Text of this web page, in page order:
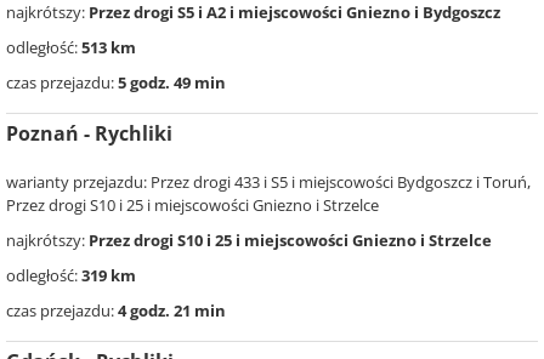
najkrótszy: Przez drogi S5 i A2 i miejscowości Gniezno i Bydgoszcz
odległość:513 km
czas przejazdu:5 godz. 49 min
Poznań - Rychliki
warianty przejazdu: Przez drogi 433 i S5 i miejscowości Bydgoszcz i Toruń,
Przez drogi S10 i 25 i miejscowości Gniezno i Strzelce
najkrótszy: Przez drogi S10 i 25 i miejscowości Gniezno i Strzelce
odległość:319 km
czas przejazdu:4 godz. 21 min